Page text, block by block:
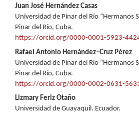
del
artículo
Juan José Hernández Casas
Universidad de Pinar del Río “Hermanos
Pinar del Río, Cuba.
https://orcid.org/0000-0001-5923-
Rafael Antonio Hernández–Cruz Pérez
Universidad de Pinar del Río “Hermanos
Pinar del Río, Cuba.
https://orcid.org/0000-0002-0631-
Lizmary Feriz Otaño
Universidad de Guayaquil. Ecuador.